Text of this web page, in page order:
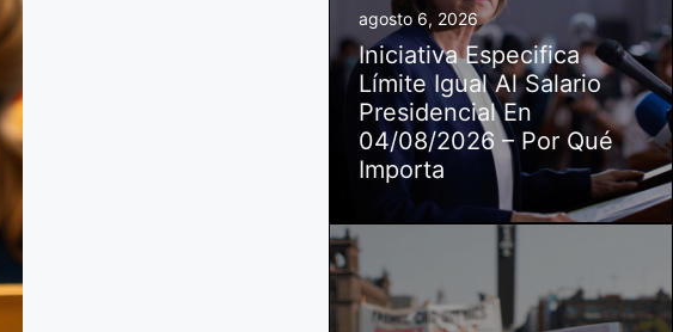
agosto 6, 2026
Iniciativa Especifica
Límite Igual Al Salario
Presidencial En
04/08/2026 – Por Qué
Importa